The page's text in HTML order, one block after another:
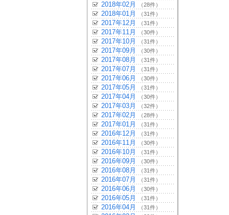
2018年02月 （28件）
2018年01月 （31件）
2017年12月 （31件）
2017年11月 （30件）
2017年10月 （31件）
2017年09月 （30件）
2017年08月 （31件）
2017年07月 （31件）
2017年06月 （30件）
2017年05月 （31件）
2017年04月 （30件）
2017年03月 （32件）
2017年02月 （28件）
2017年01月 （31件）
2016年12月 （31件）
2016年11月 （30件）
2016年10月 （31件）
2016年09月 （30件）
2016年08月 （31件）
2016年07月 （31件）
2016年06月 （30件）
2016年05月 （31件）
2016年04月 （31件）